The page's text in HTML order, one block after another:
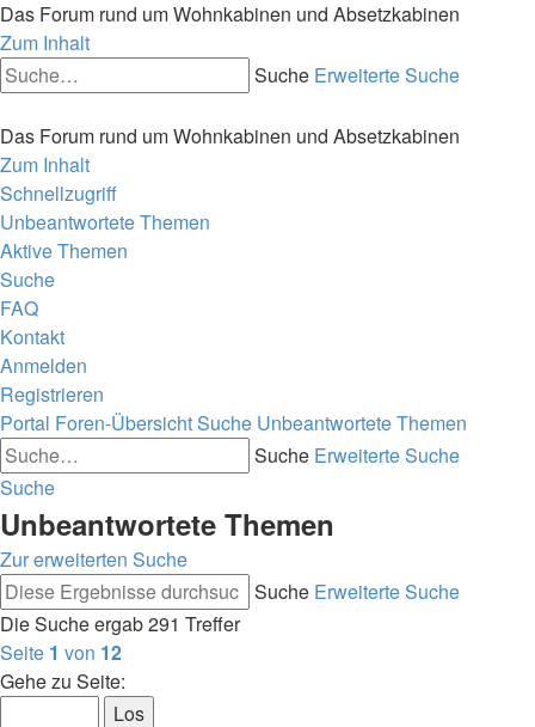
Das Forum rund um Wohnkabinen und Absetzkabinen
Zum Inhalt
Suche Erweiterte Suche
Das Forum rund um Wohnkabinen und Absetzkabinen
Zum Inhalt
Schnellzugriff
Unbeantwortete Themen
Aktive Themen
Suche
FAQ
Kontakt
Anmelden
Registrieren
Portal Foren-ÜbersichtSuche Unbeantwortete Themen
Suche Erweiterte Suche
Suche
Unbeantwortete Themen
Zur erweiterten Suche
Suche Erweiterte Suche
Die Suche ergab 291 Treffer
Seite 1 von 12
Gehe zu Seite: